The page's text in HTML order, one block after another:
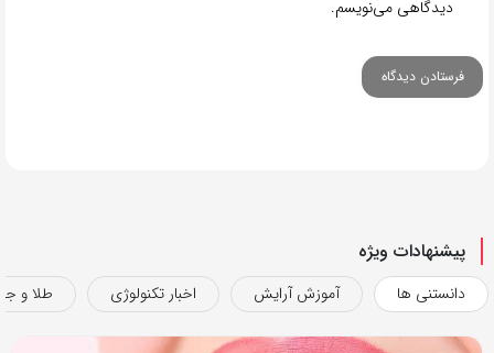
دیدگاهی می‌نویسم.
پیشنهادات ویژه
دانستنی ها آموزش آرایش اخبار تکنولوژی طلا و